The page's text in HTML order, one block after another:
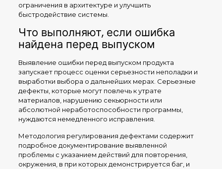
ограничения в архитектуре и улучшить
быстродействие системы.
Что выполняют, если ошибка
найдена перед выпуском
Выявление ошибки перед выпуском продукта
запускает процесс оценки серьезности неполадки и
выработки выбора о дальнейших мерах. Серьезные
дефекты, которые могут повлечь к утрате
материалов, нарушению секьюрности или
абсолютной неработоспособности программы,
нуждаются немедленного исправления.
Методология регулирования дефектами содержит
подробное документирование выявленной
проблемы с указанием действий для повторения,
окружения, в при которых демонстрируется баг, и